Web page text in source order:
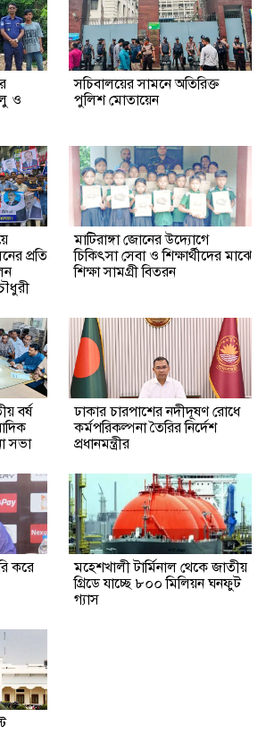
ও
সচিবালয়ের সামনে অতিরিক্ত
পুলিশ মোতায়েন
প্রতি
মাটিরাঙ্গা জোনের উদ্যোগে
চিকিৎসা সেবা ও শিক্ষার্থীদের মাঝে
শিক্ষা সামগ্রী বিতরন
বর্ষ
সভা
ঢাকার চারপাশের নদীদূষণ রোধে
কর্মপরিকল্পনা তৈরির নির্দেশ
প্রধানমন্ত্রীর
করে
মহেশখালী টার্মিনাল থেকে জাতীয়
গ্রিডে যাচ্ছে ৮০০ মিলিয়ন ঘনফুট
গ্যাস